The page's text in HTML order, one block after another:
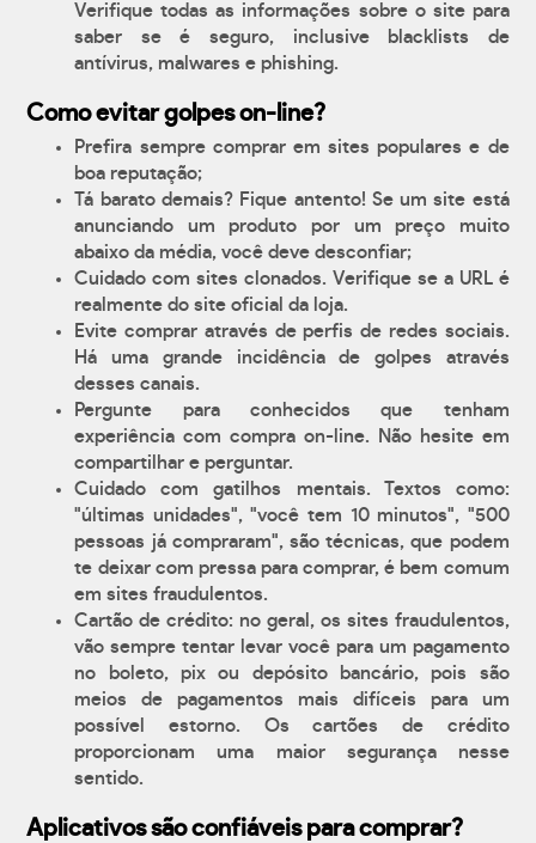
Verifique todas as informações sobre o site para
saber se é seguro, inclusive blacklists de
antívirus, malwares e phishing.
Como evitar golpes on-line?
Prefira sempre comprar em sites populares e de
boa reputação;
Tá barato demais? Fique antento! Se um site está
anunciando um produto por um preço muito
abaixo da média, você deve desconfiar;
Cuidado com sites clonados. Verifique se a URL é
realmente do site oficial da loja.
Evite comprar através de perfis de redes sociais.
Há uma grande incidência de golpes através
desses canais.
Pergunte para conhecidos que tenham
experiência com compra on-line. Não hesite em
compartilhar e perguntar.
Cuidado com gatilhos mentais. Textos como:
"últimas unidades", "você tem 10 minutos", "500
pessoas já compraram", são técnicas, que podem
te deixar com pressa para comprar, é bem comum
em sites fraudulentos.
Cartão de crédito: no geral, os sites fraudulentos,
vão sempre tentar levar você para um pagamento
no boleto, pix ou depósito bancário, pois são
meios de pagamentos mais difíceis para um
possível estorno. Os cartões de crédito
proporcionam uma maior segurança nesse
sentido.
Aplicativos são confiáveis para comprar?